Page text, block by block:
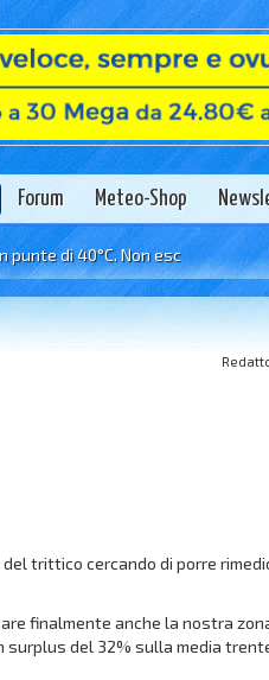
Forum Meteo-Shop
di 40°C. Non esclusa locale
trittico cercando di porre
finalmente anche la nostra
surplus del 32% sulla media